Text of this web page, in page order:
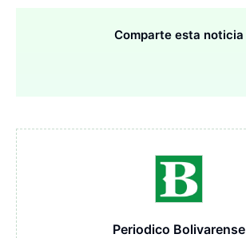
Comparte esta noticia
Periodico Bolivarense